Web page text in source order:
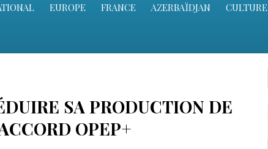
EUROPE FRANCE AZERBAÏDJAN CULTURE
SA PRODUCTION DE
OPEP+